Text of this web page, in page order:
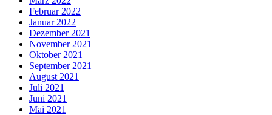
Februar 2022
Januar 2022
Dezember 2021
November 2021
Oktober 2021
September 2021
August 2021
Juli 2021
Juni 2021
Mai 2021